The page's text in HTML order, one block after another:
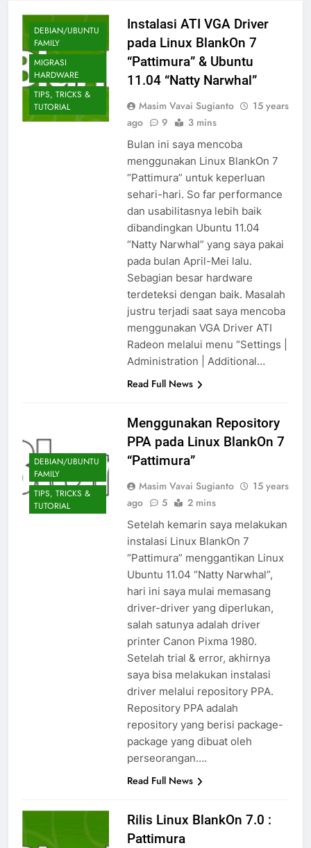
DEBIAN/UBUNTU
FAMILY
MIGRASI
HARDWARE
TIPS, TRICKS &
TUTORIAL
Instalasi ATI VGA Driver
pada Linux BlankOn 7
“Pattimura” & Ubuntu
11.04 “Natty Narwhal”
Masim Vavai Sugianto
15 years
ago
9 3 mins
Bulan ini saya mencoba
menggunakan Linux BlankOn 7
“Pattimura” untuk keperluan
sehari-hari. So far performance
dan usabilitasnya lebih baik
dibandingkan Ubuntu 11.04
“Natty Narwhal” yang saya pakai
pada bulan April-Mei lalu.
Sebagian besar hardware
terdeteksi dengan baik. Masalah
justru terjadi saat saya mencoba
menggunakan VGA Driver ATI
Radeon melalui menu “Settings |
Administration | Additional…
Read Full News
DEBIAN/UBUNTU
FAMILY
TIPS, TRICKS &
TUTORIAL
Menggunakan Repository
PPA pada Linux BlankOn 7
“Pattimura”
Masim Vavai Sugianto
15 years
ago
5 2 mins
Setelah kemarin saya melakukan
instalasi Linux BlankOn 7
“Pattimura” menggantikan Linux
Ubuntu 11.04 “Natty Narwhal”,
hari ini saya mulai memasang
driver-driver yang diperlukan,
salah satunya adalah driver
printer Canon Pixma 1980.
Setelah trial & error, akhirnya
saya bisa melakukan instalasi
driver melalui repository PPA.
Repository PPA adalah
repository yang berisi package-
package yang dibuat oleh
perseorangan….
Read Full News
Rilis Linux BlankOn 7.0 :
Pattimura